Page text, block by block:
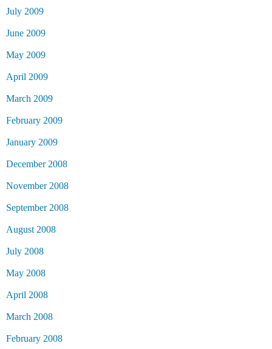
July 2009
June 2009
May 2009
April 2009
March 2009
February 2009
January 2009
December 2008
November 2008
September 2008
August 2008
July 2008
May 2008
April 2008
March 2008
February 2008